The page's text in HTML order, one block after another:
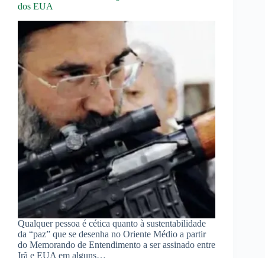
dos EUA
Qualquer pessoa é cética quanto à sustentabilidade
da “paz” que se desenha no Oriente Médio a partir
do Memorando de Entendimento a ser assinado entre
Irã e EUA em alguns…